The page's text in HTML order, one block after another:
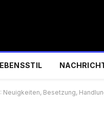
Besetzung,